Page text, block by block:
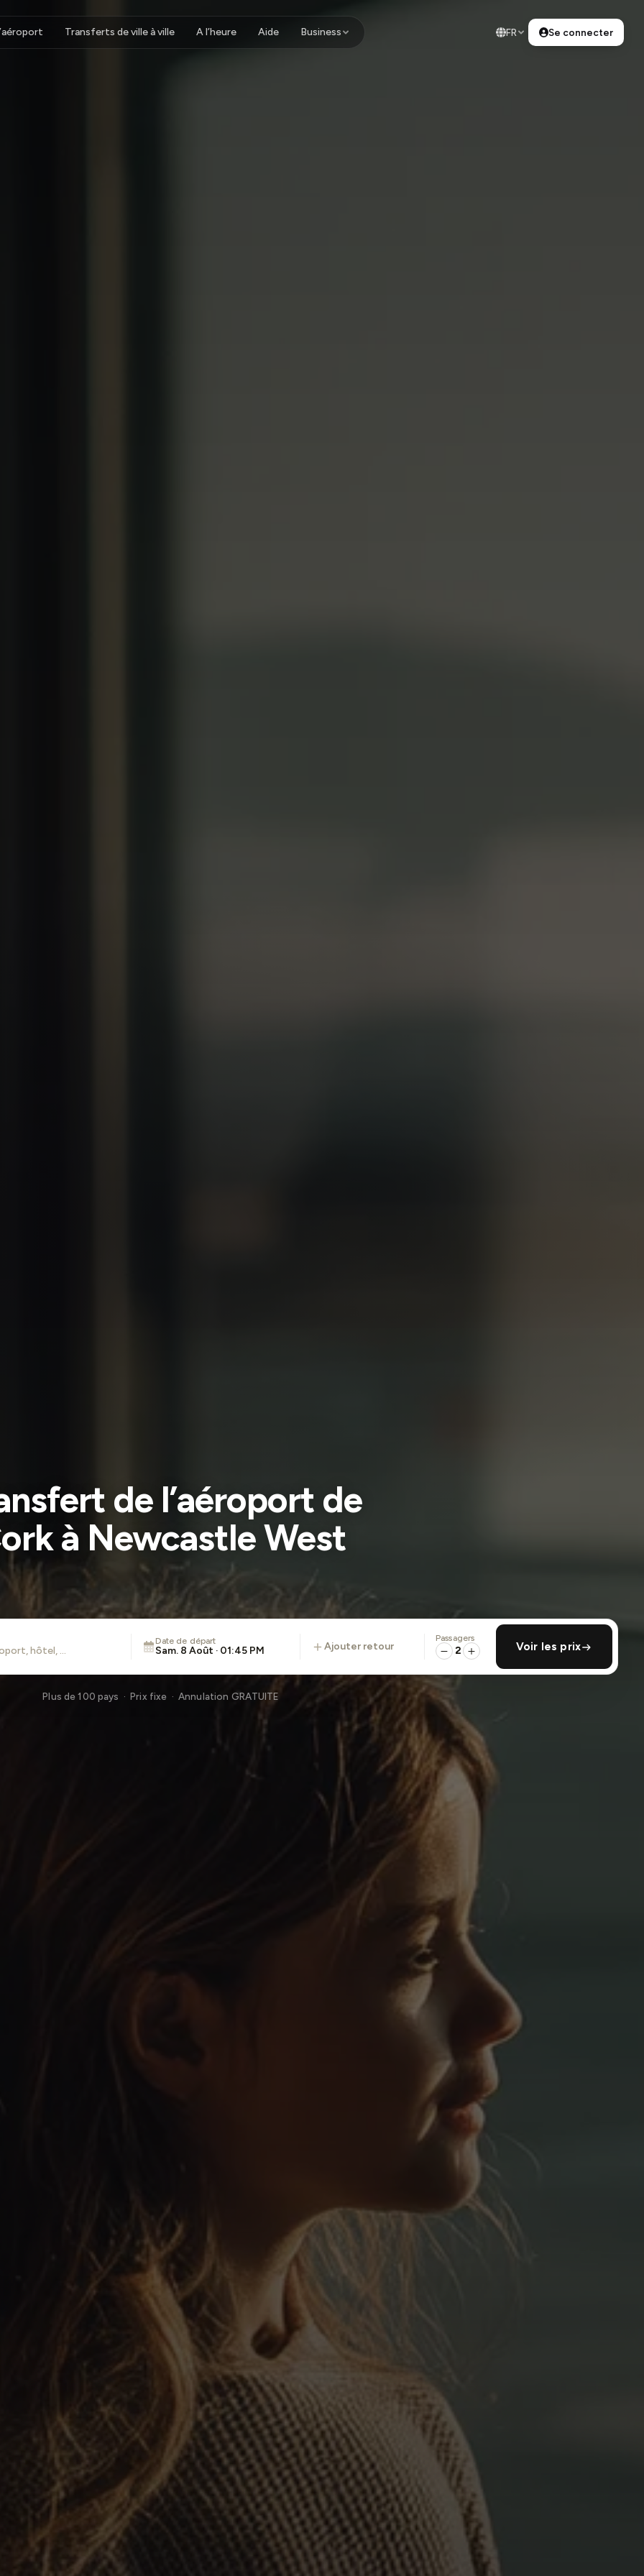
Transferts de ville à ville A l’heure Aide Business FR Se connecter
de l’aéroport de
à Newcastle West
Date de départ
Sam. 8 Août · 01:45 PM ajouter retour
Passagers
2 Voir les prix
Plus de 100 pays · Prix fixe · Annulation GRATUITE